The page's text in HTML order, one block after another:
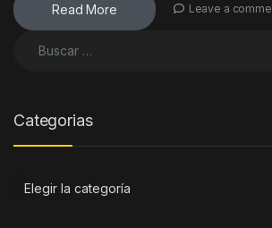
Read More Leave a
Categorias
Categorias